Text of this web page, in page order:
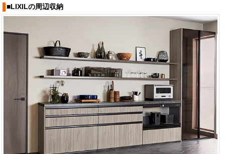
■LIXILの周辺収納